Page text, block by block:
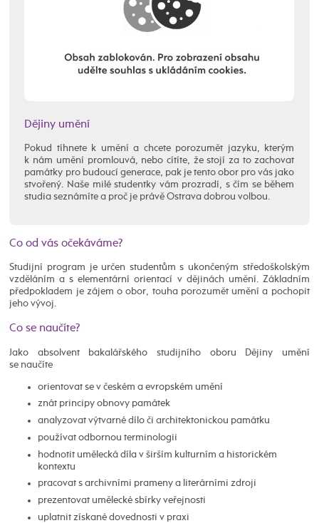
Dějiny umění
Pokud tíhnete k umění a chcete porozumět jazyku, kterým
k nám umění promlouvá, nebo cítíte, že stojí za to zachovat
památky pro budoucí generace, pak je tento obor pro vás jako
stvořený. Naše milé studentky vám prozradí, s čím se během
studia seznámíte a proč je právě Ostrava dobrou volbou.
Co od vás očekáváme?
Studijní program je určen studentům s ukončeným středoškolským
vzděláním a s elementární orientací v dějinách umění. Základním
předpokladem je zájem o obor, touha porozumět umění a pochopit
jeho vývoj.
Co se naučíte?
Jako absolvent bakalářského studijního oboru Dějiny umění
se naučíte
orientovat se v českém a evropském umění
znát principy obnovy památek
analyzovat výtvarné dílo či architektonickou památku
používat odbornou terminologii
hodnotit umělecká díla v širším kulturním a historickém
kontextu
pracovat s archivními prameny a literárními zdroji
prezentovat umělecké sbírky veřejnosti
uplatnit získané dovednosti v praxi